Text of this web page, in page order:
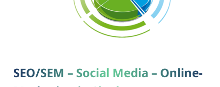
SEO/SEM – Social Media – Online-